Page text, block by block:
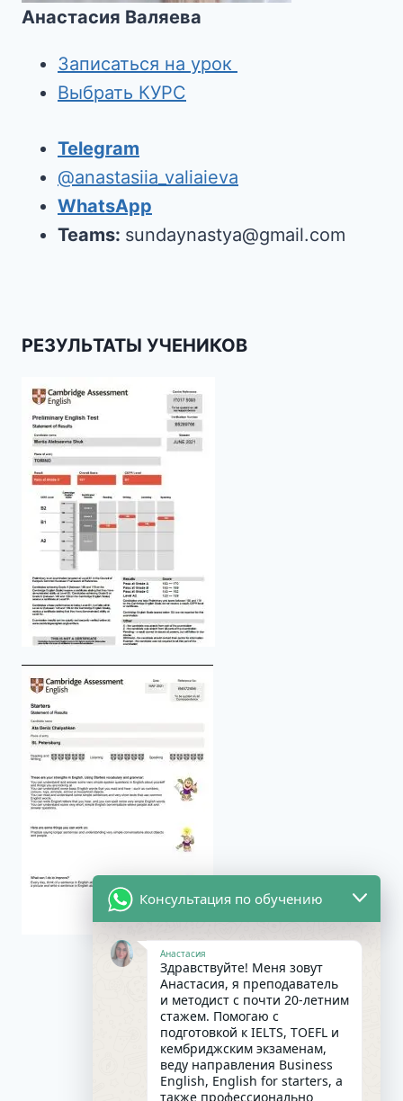
Анастасия Валяева
Записаться на урок
Выбрать КУРС
Telegram
@anastasiia_valiaieva
WhatsApp
Teams: sundaynastya@gmail.com
РЕЗУЛЬТАТЫ УЧЕНИКОВ
Консультация по обучению
Анастасия
Здравствуйте! Меня зовут
Анастасия, я преподаватель
и методист с почти 20-летним
стажем. Помогаю с
подготовкой к IELTS, TOEFL и
кембриджским экзаменам,
веду направления Business
English, English for starters, а
также профессионально